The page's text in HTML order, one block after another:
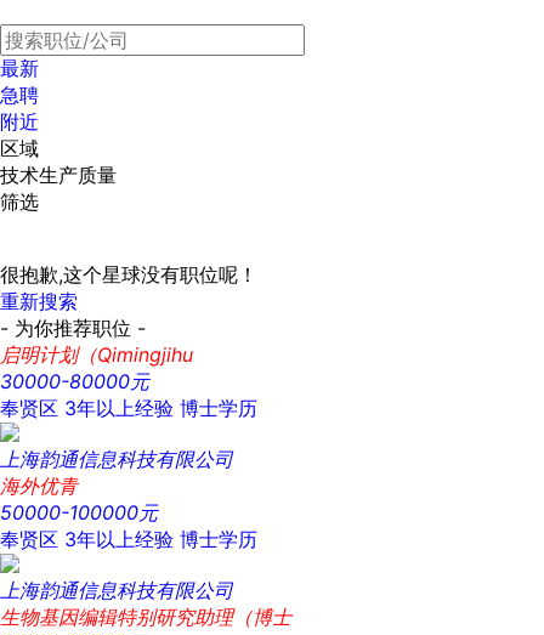
最新
急聘
附近
区域
技术生产质量
筛选
很抱歉,这个星球没有职位呢！
重新搜索
- 为你推荐职位 -
启明计划（Qimingjihu
30000-80000元
奉贤区 3年以上经验 博士学历
上海韵通信息科技有限公司
海外优青
50000-100000元
奉贤区 3年以上经验 博士学历
上海韵通信息科技有限公司
生物基因编辑特别研究助理（博士